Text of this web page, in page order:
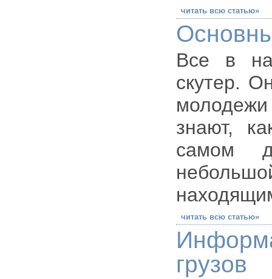
читать всю статью»
Все в
скутер.
знают,
самом
читать всю статью»
грузов